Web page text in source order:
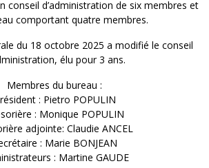
conseil d’administration de six membres et
comportant quatre membres.
du 18 octobre 2025 a modifié le conseil
élu pour 3 ans.
Membres du bureau :
: Pietro POPULIN
: Monique POPULIN
adjointe: Claudie ANCEL
: Marie BONJEAN
: Martine GAUDE